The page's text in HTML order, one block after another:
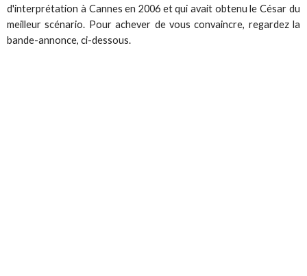
d'interprétation à Cannes en 2006 et qui avait obtenu le César du
meilleur scénario. Pour achever de vous convaincre, regardez la
bande-annonce, ci-dessous.